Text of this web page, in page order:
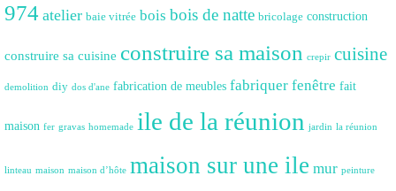
974 atelier baie vitrée bois bois de natte bricolage construction
construire sa cuisine construire sa maison crepir cuisine
demolition diy dos d'ane fabrication de meubles fabriquer fenêtre fait
maison fer gravas homemade ile de la réunion jardin la réunion
linteau maison maison d’hôte maison sur une ile mur peinture